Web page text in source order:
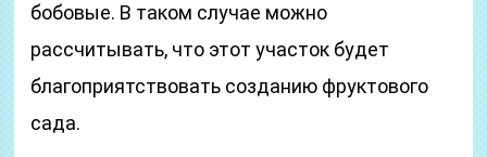
бобовые. В таком случае можно
рассчитывать, что этот участок будет
благоприятствовать созданию фруктового
сада.